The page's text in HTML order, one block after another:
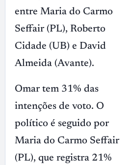
entre Maria do Carmo
Seffair (PL), Roberto
Cidade (UB) e David
Almeida (Avante).
Omar tem 31% das
intenções de voto. O
político é seguido por
Maria do Carmo Seffair
(PL), que registra 21%